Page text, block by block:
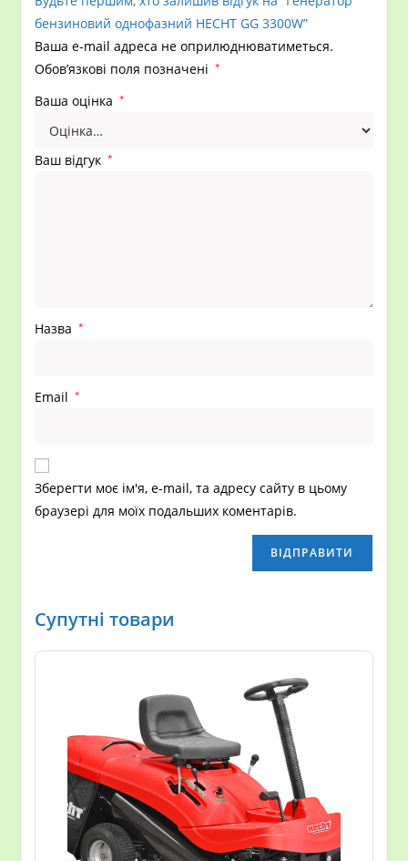
бензиновий однофазний HECHT GG 3300W”
Ваша e-mail адреса не оприлюднюватиметься.
Обов’язкові поля позначені
*
Ваша оцінка *
Ваш відгук *
Назва *
Email *
Зберегти моє ім'я, e-mail, та адресу сайту в цьому
браузері для моїх подальших коментарів.
Супутні товари